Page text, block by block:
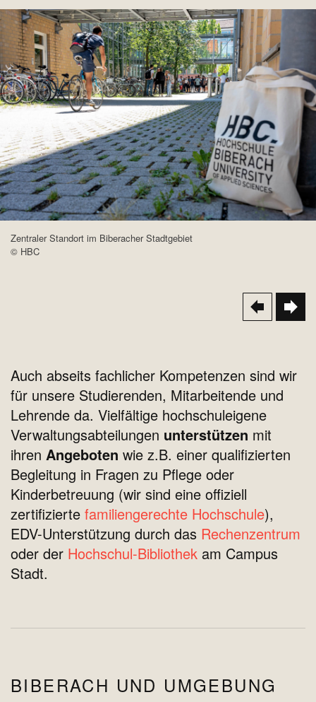
Zentraler Standort im Biberacher Stadtgebiet
© HBC
Auch abseits fachlicher Kompetenzen sind wir
für unsere Studierenden, Mitarbeitende und
Lehrende da. Vielfältige hochschuleigene
Verwaltungsabteilungen unterstützen mit
ihren Angeboten wie z.B. einer qualifizierten
Begleitung in Fragen zu Pflege oder
Kinderbetreuung (wir sind eine offiziell
zertifizierte familiengerechte Hochschule),
EDV-Unterstützung durch das Rechenzentrum
oder der Hochschul-Bibliothek am Campus
Stadt.
BIBERACH UND UMGEBUNG